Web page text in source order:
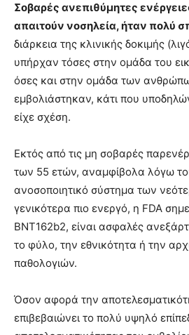
Σοβαρές ανεπιθύμητες
απαιτούν νοσηλεία, ήταν πολύ
διάρκεια της κλινικής δοκιμής
υπήρχαν τόσες στην ομάδα του
όσες και στην ομάδα των
εμβολιάστηκαν, κάτι που
είχε σχέση.
Εκτός από τις μη σοβαρές
των 55 ετών, αναμφίβολα λόγω
ανοσοποιητικό σύστημα των
γενικότερα πιο ενεργό, η FDA
BNT162b2, είναι ασφαλές
το φύλο, την εθνικότητα ή την
παθολογιών.
Όσον αφορά την
επιβεβαιώνει το πολύ υψηλό